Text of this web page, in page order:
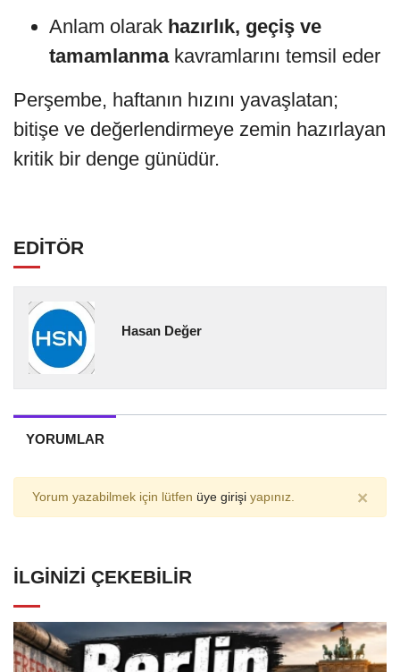
Anlam olarak hazırlık, geçiş ve
tamamlanmakavramlarını temsil eder
Perşembe, haftanın hızını yavaşlatan;
bitişe ve değerlendirmeye zemin hazırlayan
kritik bir denge günüdür.
EDİTÖR
Hasan Değer
YORUMLAR
Yorum yazabilmek için lütfen üye girişi yapınız. ×
İLGINIZI ÇEKEBILIR